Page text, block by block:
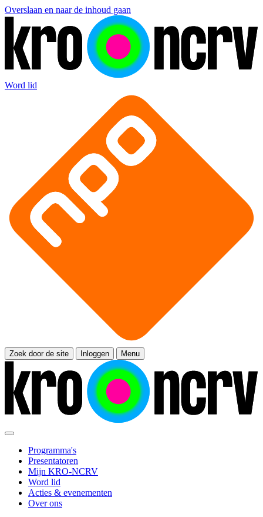
Overslaan en naar de inhoud gaan
Word lid
Zoek door de site Inloggen Menu
Programma's
Presentatoren
Mijn KRO-NCRV
Word lid
Acties & evenementen
Over ons